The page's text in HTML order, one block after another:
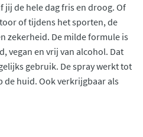
de hele dag fris en droog. Of
of tijdens het sporten, de
zekerheid. De milde formule is
vegan en vrij van alcohol. Dat
gebruik. De spray werkt tot
de huid. Ook verkrijgbaar als